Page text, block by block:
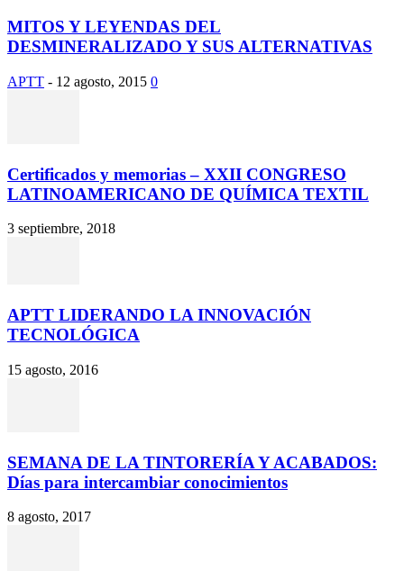
MITOS Y LEYENDAS DEL
DESMINERALIZADO Y SUS ALTERNATIVAS
APTT - 12 agosto, 2015 0
Certificados y memorias – XXII CONGRESO
LATINOAMERICANO DE QUÍMICA TEXTIL
3 septiembre, 2018
APTT LIDERANDO LA INNOVACIÓN
TECNOLÓGICA
15 agosto, 2016
SEMANA DE LA TINTORERÍA Y ACABADOS:
Días para intercambiar conocimientos
8 agosto, 2017